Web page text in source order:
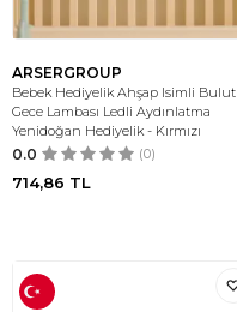
ARSERGROUP
Bebek Hediyelik Ahşap Isimli Bulut
Gece Lambası Ledli Aydınlatma
Yenidoğan Hediyelik - Kırmızı
0.0 (0)
714,86 TL